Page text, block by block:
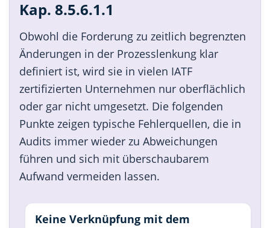
Kap. 8.5.6.1.1
Obwohl die Forderung zu zeitlich begrenzten
Änderungen in der Prozesslenkung klar
definiert ist, wird sie in vielen IATF
zertifizierten Unternehmen nur oberflächlich
oder gar nicht umgesetzt. Die folgenden
Punkte zeigen typische Fehlerquellen, die in
Audits immer wieder zu Abweichungen
führen und sich mit überschaubarem
Aufwand vermeiden lassen.
Keine Verknüpfung mit dem